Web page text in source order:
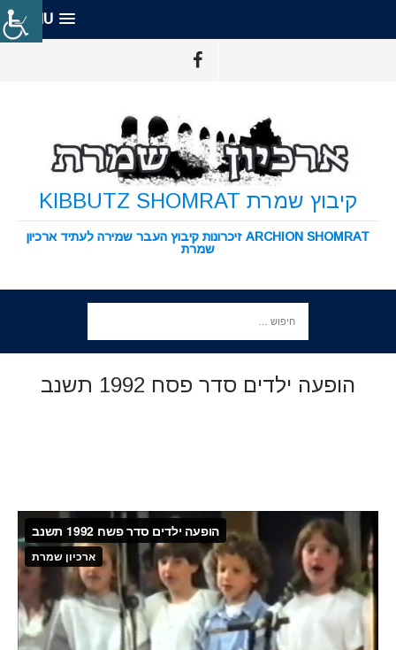
MENU
קיבוץ שמרת KIBBUTZ SHOMRAT
ARCHION SHOMRAT זיכרונות קיבוץ העבר שמירה לעתיד ארכיון
שמרת
הופעה ילדים סדר פסח 1992 תשנב